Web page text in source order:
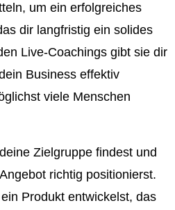
um ein erfolgreiches
dir langfristig ein solides
Live-Coachings gibt sie dir
Business effektiv
viele Menschen
Zielgruppe findest und
richtig positionierst.
Produkt entwickelst, das